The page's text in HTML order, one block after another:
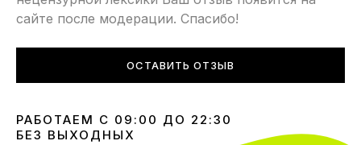
сайте после модерации. Спасибо!
ОСТАВИТЬ ОТЗЫВ
РАБОТАЕМ С 09:00 ДО 22:30
БЕЗ ВЫХОДНЫХ